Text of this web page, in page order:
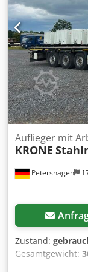
385/65 R22,5 *
stehen wir ihnen
Petershagen
Auflieger mit
KRONE
Zustand:
Gesamtgewicht: